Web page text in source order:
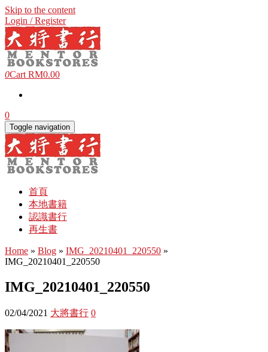
Skip to the content
Login / Register
0Cart RM0.00
0
Toggle navigation
首頁
本地書籍
認識書行
再生書
Home » Blog » IMG_20210401_220550 »
IMG_20210401_220550
IMG_20210401_220550
02/04/2021 大將書行 0